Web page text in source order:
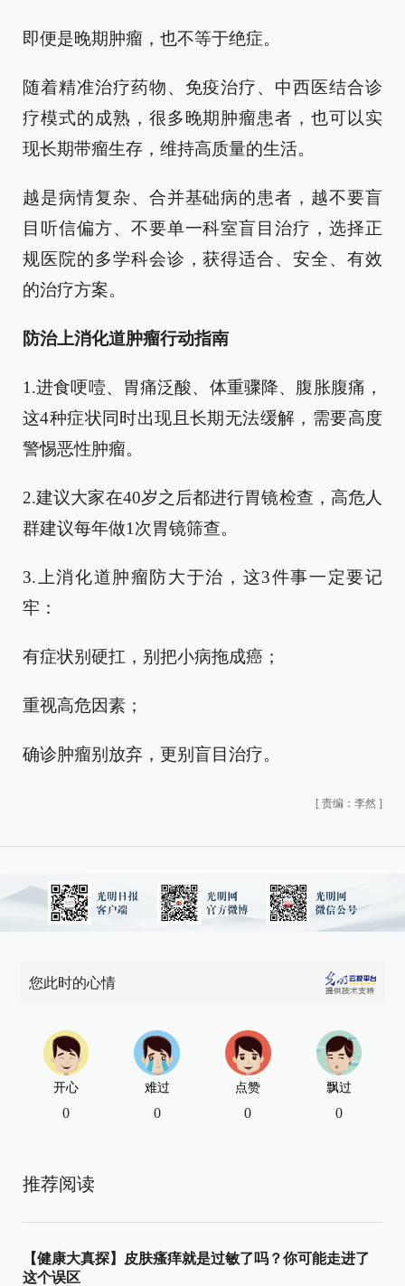
即便是晚期肿瘤，也不等于绝症。
随着精准治疗药物、免疫治疗、中西医结合诊
疗模式的成熟，很多晚期肿瘤患者，也可以实
现长期带瘤生存，维持高质量的生活。
越是病情复杂、合并基础病的患者，越不要盲
目听信偏方、不要单一科室盲目治疗，选择正
规医院的多学科会诊，获得适合、安全、有效
的治疗方案。
防治上消化道肿瘤行动指南
1.进食哽噎、胃痛泛酸、体重骤降、腹胀腹痛，
这4种症状同时出现且长期无法缓解，需要高度
警惕恶性肿瘤。
2.建议大家在40岁之后都进行胃镜检查，高危人
群建议每年做1次胃镜筛查。
3.上消化道肿瘤防大于治，这3件事一定要记
牢：
有症状别硬扛，别把小病拖成癌；
重视高危因素；
确诊肿瘤别放弃，更别盲目治疗。
[ 责编：李然 ]
您此时的心情
开心
0
难过
0
点赞
0
飘过
0
推荐阅读
【健康大真探】皮肤瘙痒就是过敏了吗？你可能走进了
这个误区